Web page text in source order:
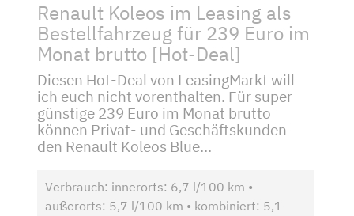
Renault Koleos im Leasing als
Bestellfahrzeug für 239 Euro im
Monat brutto [Hot-Deal]
Diesen Hot-Deal von LeasingMarkt will
ich euch nicht vorenthalten. Für super
günstige 239 Euro im Monat brutto
können Privat- und Geschäftskunden
den Renault Koleos Blue...
Verbrauch: innerorts: 6,7 l/100 km •
außerorts: 5,7 l/100 km • kombiniert: 5,1